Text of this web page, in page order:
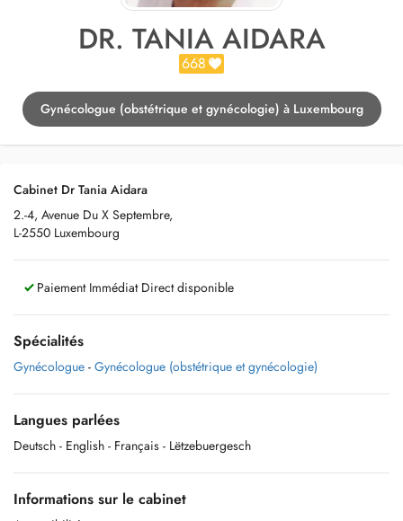
DR. TANIA AIDARA
668
Gynécologue (obstétrique et gynécologie) à Luxembourg
Cabinet Dr Tania Aidara
2.-4, Avenue Du X Septembre,
L-2550 Luxembourg
Paiement Immédiat Direct disponible
Spécialités
Gynécologue - Gynécologue (obstétrique et gynécologie)
Langues parlées
Deutsch - English - Français - Lëtzebuergesch
Informations sur le cabinet